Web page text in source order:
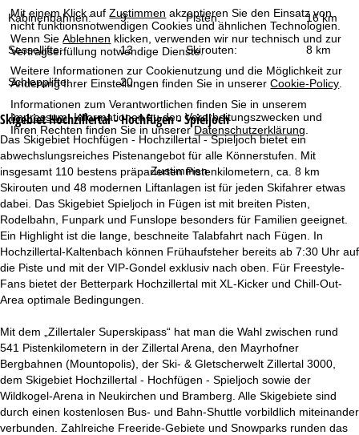
Mit einem Klick aufZustimmen akzeptieren Sie den Einsatz von
nicht funktionsnotwendigen Cookies und ähnlichen Technologien.
Wenn SieAblehnen klicken, verwenden wir nur technisch und zur
Vertragserfüllung notwendige Dienste.
Weitere Informationen zur Cookienutzung und die Möglichkeit zur
Änderung Ihrer Einstellungen finden Sie in unsererCookie-Policy.
Informationen zum Verantwortlichen finden Sie in unserem
Impressum. Informationen zu den Verarbeitungszwecken und
Ihren Rechten finden Sie in unsererDatenschutzerklärung.
Zustimmen
e
Kabinenbahnen: 9 Pisten: 16 km
Sessellifte: 13 Skirouten: 8 km
Schlepplifte: 20
SkigebietHochzillertal - Hochfügen - Spieljoch
Das Skigebiet Hochfügen - Hochzillertal - Spieljoch bietet ein
abwechslungsreiches Pistenangebot für alle Könnerstufen. Mit
insgesamt 110 bestens präparierten Pistenkilometern, ca. 8 km
Skirouten und 48 modernen Liftanlagen ist für jeden Skifahrer etwas
dabei. Das Skigebiet Spieljoch in Fügen ist mit breiten Pisten,
Rodelbahn, Funpark und Funslope besonders für Familien geeignet.
Ein Highlight ist die lange, beschneite Talabfahrt nach Fügen. In
Hochzillertal-Kaltenbach können Frühaufsteher bereits ab 7:30 Uhr auf
die Piste und mit der VIP-Gondel exklusiv nach oben. Für Freestyle-
Fans bietet der Betterpark Hochzillertal mit XL-Kicker und Chill-Out-
Area optimale Bedingungen.
Mit dem „Zillertaler Superskipass“ hat man die Wahl zwischen rund
541 Pistenkilometern in der Zillertal Arena, den Mayrhofner
Bergbahnen (Mountopolis), der Ski- & Gletscherwelt Zillertal 3000,
dem Skigebiet Hochzillertal - Hochfügen - Spieljoch sowie der
Wildkogel-Arena in Neukirchen und Bramberg. Alle Skigebiete sind
durch einen kostenlosen Bus- und Bahn-Shuttle vorbildlich miteinander
verbunden. Zahlreiche Freeride-Gebiete und Snowparks runden das